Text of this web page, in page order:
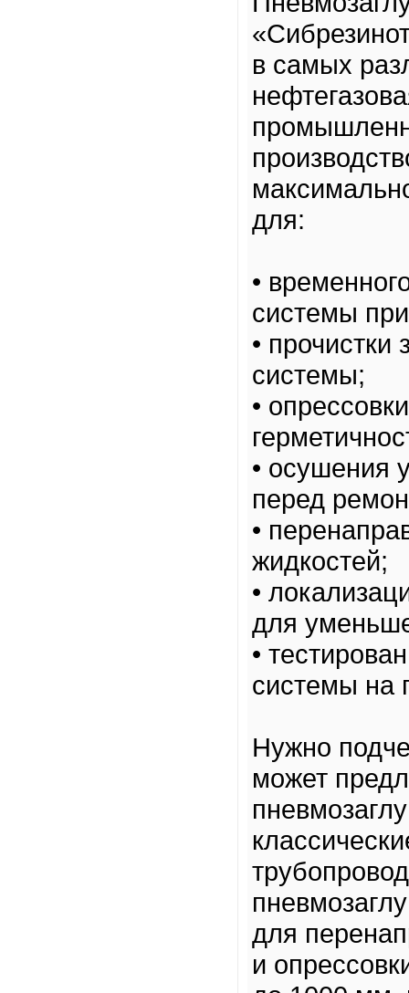
в самых
для:
•
системы
• прочистки
системы;
•
• осушения
перед
•
жидкостей;
•
для
•
системы на
Нужно
может
для
и